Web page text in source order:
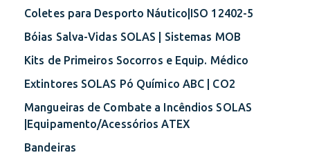
Coletes para Desporto Náutico|ISO 12402-5
Bóias Salva-Vidas SOLAS | Sistemas MOB
Kits de Primeiros Socorros e Equip. Médico
Extintores SOLAS Pó Químico ABC | CO2
Mangueiras de Combate a Incêndios SOLAS
|Equipamento/Acessórios ATEX
Bandeiras